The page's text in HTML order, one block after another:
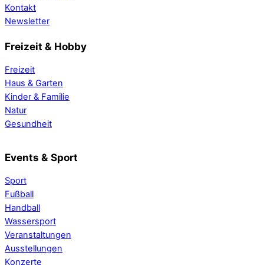
Kontakt
Newsletter
Freizeit & Hobby
Freizeit
Haus & Garten
Kinder & Familie
Natur
Gesundheit
Events & Sport
Sport
Fußball
Handball
Wassersport
Veranstaltungen
Ausstellungen
Konzerte